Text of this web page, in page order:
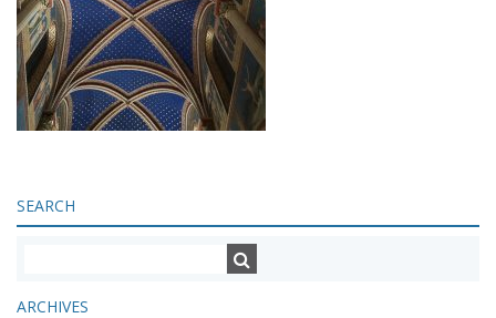
SEARCH
ARCHIVES